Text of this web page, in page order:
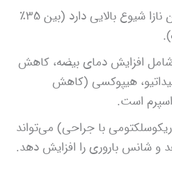
این اختلال در میان مردان نازا شیوع بالایی دارد (بین ۳۵٪
شامل افزایش دمای بیضه، کاهش
هیپوکسی (کاهش
با جراحی) می‌تواند
و شانس باروری را افزایش دهد.